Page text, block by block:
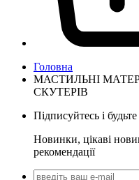
Головна
МАСТИЛЬНІ
СКУТЕРІВ
Підписуйтесь і
Новинки, цікаві
рекомендації